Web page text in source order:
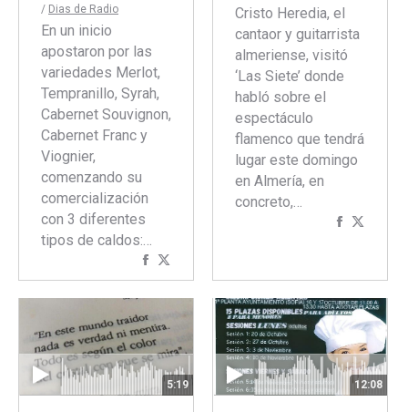
/ Dias de Radio
En un inicio
apostaron por las
variedades Merlot,
Tempranillo, Syrah,
Cabernet Souvignon,
Cabernet Franc y
Viognier,
comenzando su
comercialización
con 3 diferentes
tipos de caldos:…
Compartir
con
Facebook
con
Twitter
Cristo Heredia, el
cantaor y guitarrista
almeriense, visitó
‘Las Siete’ donde
habló sobre el
espectáculo
flamenco que tendrá
lugar este domingo
en Almería, en
concreto,…
Compartir
5:19 12:08